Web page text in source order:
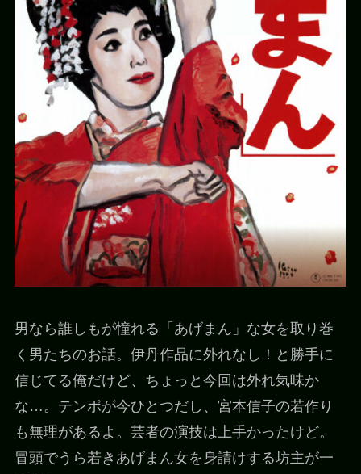
男なら誰しもが憧れる「あげまん」な女を取り巻
く男たちのお話。伊丹作品に外れなし！と勝手に
信じてる俺だけど、ちょっと今回は外れ気味か
な…。テンポが今ひとつだし、宮本信子の若作り
も無理があるよ。芸者の演技は上手かったけど。
冒頭でうら若きあげまん女を身請けする坊主が一